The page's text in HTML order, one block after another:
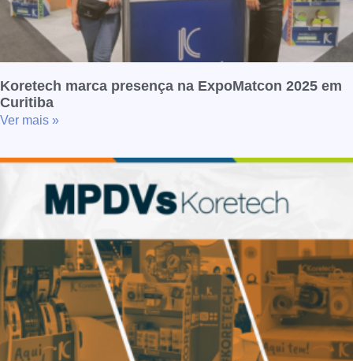
Koretech marca presença na ExpoMatcon 2025 em
Curitiba
Ver mais »